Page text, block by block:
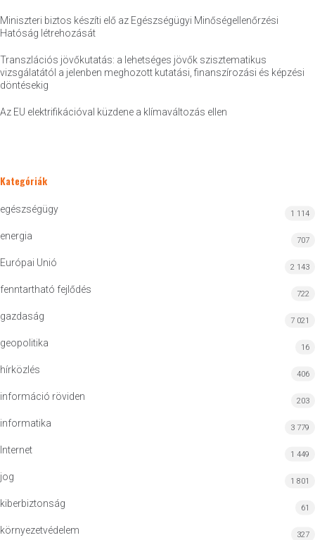
Miniszteri biztos készíti elő az Egészségügyi Minőségellenőrzési
Hatóság létrehozását
Transzlációs jövőkutatás: a lehetséges jövők szisztematikus
vizsgálatától a jelenben meghozott kutatási, finanszírozási és képzési
döntésekig
Az EU elektrifikációval küzdene a klímaváltozás ellen
Kategóriák
egészségügy 1 114
energia 707
Európai Unió 2 143
fenntartható fejlődés 722
gazdaság 7 021
geopolitika 16
hírközlés 406
információ röviden 203
informatika 3 779
Internet 1 449
jog 1 801
kiberbiztonság 61
környezetvédelem 327